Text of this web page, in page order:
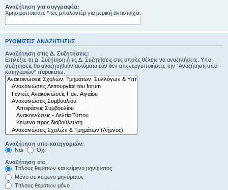
Αναζήτηση για συγγραφέα:
Χρησιμοποιείστε * ως μπαλαντέρ για μερική αντιστοιχία.
ΡΥΘΜΊΣΕΙΣ ΑΝΑΖΉΤΗΣΗΣ
Αναζήτηση στις Δ. Συζητήσεις:
Επιλέξτε τη Δ. Συζήτηση ή τις Δ. Συζητήσεις στις οποίες θέλετε να αναζητήσετε. Υπο-
συζητήσεις θα αναζητηθούν αυτόματα εάν δεν απενεργοποιήσετε την “Αναζήτηση υπο-
κατηγοριών“ παρακάτω.
Αναζήτηση υπο-κατηγοριών:
Ναι
Όχι
Αναζήτηση σε:
Τίτλους θεμάτων και κείμενο μηνύματος
Μόνο σε κείμενο μηνύματος
Τίτλους θεμάτων μόνο